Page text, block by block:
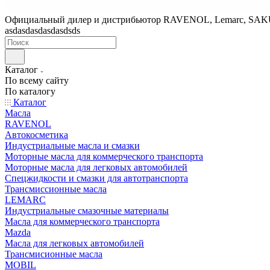
Официальный дилер и дистрибьютор RAVENOL, Lemarc,
asdasdasdasdasdsds
Каталог
По всему сайту
По каталогу
Каталог
Масла
RAVENOL
Автокосметика
Индустриальные масла и смазки
Моторные масла для коммерческого транспорта
Моторные масла для легковых автомобилей
Спецжидкости и смазки для автотранспорта
Трансмиссионные масла
LEMARC
Индустриальные смазочные материалы
Масла для коммерческого транспорта
Mazda
Масла для легковых автомобилей
Трансмисионные масла
MOBIL